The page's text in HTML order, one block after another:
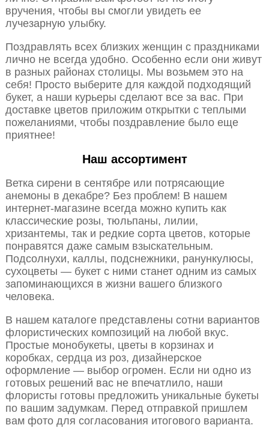
вручения, чтобы вы смогли увидеть ее
лучезарную улыбку.
Поздравлять всех близких женщин с праздниками
лично не всегда удобно. Особенно если они живут
в разных районах столицы. Мы возьмем это на
себя! Просто выберите для каждой подходящий
букет, а наши курьеры сделают все за вас. При
доставке цветов приложим открытки с теплыми
пожеланиями, чтобы поздравление было еще
приятнее!
Наш ассортимент
Ветка сирени в сентябре или потрясающие
анемоны в декабре? Без проблем! В нашем
интернет-магазине всегда можно купить как
классические розы, тюльпаны, лилии,
хризантемы, так и редкие сорта цветов, которые
понравятся даже самым взыскательным.
Подсолнухи, каллы, подснежники, ранункулюсы,
сухоцветы — букет с ними станет одним из самых
запоминающихся в жизни вашего близкого
человека.
В нашем каталоге представлены сотни вариантов
флористических композиций на любой вкус.
Простые монобукеты, цветы в корзинах и
коробках, сердца из роз, дизайнерское
оформление — выбор огромен. Если ни одно из
готовых решений вас не впечатлило, наши
флористы готовы предложить уникальные букеты
по вашим задумкам. Перед отправкой пришлем
вам фото для согласования итогового варианта.